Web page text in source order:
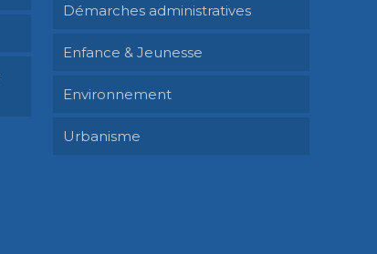
Démarches administratives
Enfance & Jeunesse
Environnement
Urbanisme